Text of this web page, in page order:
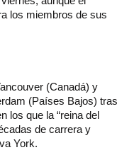
los miembros de sus
(Canadá) y
(Países Bajos) tras
los que la “reina del
de carrera y
York.